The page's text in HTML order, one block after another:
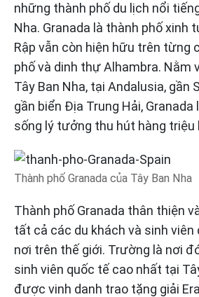
những thành phố du lịch nổi
Nha. Granada là thành phố xinh
Rập vẫn còn hiện hữu trên từng
phố và dinh thự Alhambra. Nằm
Tây Ban Nha, tại Andalusia, gần
gần biển Địa Trung Hải,
sống lý tưởng thu hút hàng triệu
Thành phố Granada của Tây Ban Nha
Thành phố Granada thân thiện
tất cả các du khách và sinh
nơi trên thế giới. Trường là nơi
sinh viên quốc tế cao nhất tại
được vinh danh trao tặng giải